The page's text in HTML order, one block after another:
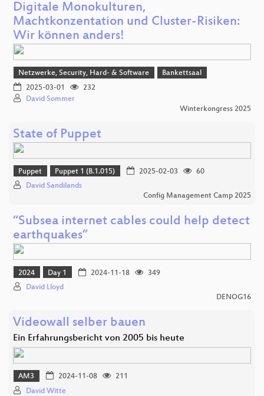
Digitale Monokulturen,
Machtkonzentation und Cluster-Risiken:
Wir können anders!
Netzwerke, Security, Hard- & Software
Bankettsaal
2025-03-01
232
David Sommer
Winterkongress 2025
State of Puppet
Puppet Puppet 1 (B.1.015) 2025-02-03
60
David Sandilands
Config Management Camp 2025
“Subsea internet cables could help detect
earthquakes”
2024 Day 1 2024-11-18
349
David Lloyd
DENOG16
Videowall selber bauen
Ein Erfahrungsbericht von 2005 bis heute
AM3 2024-11-08
211
David Witte